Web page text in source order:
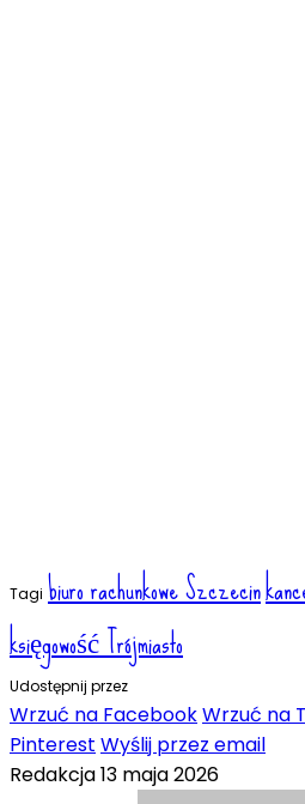
Tagi biuro rachunkowe Szczecin
księgowość Trójmiasto
Udostępnij przez
Wrzuć na FacebookWrzuć na
Pinterest Wyślij przez email
Redakcja13 maja 2026